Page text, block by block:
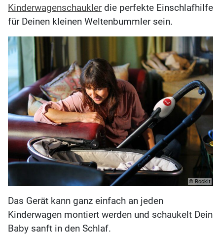
Kinderwagenschauklerdie perfekte Einschlafhilfe
für Deinen kleinen Weltenbummler sein.
© Rockit
Das Gerät kann ganz einfach an jeden
Kinderwagen montiert werden und schaukelt Dein
Baby sanft in den Schlaf.